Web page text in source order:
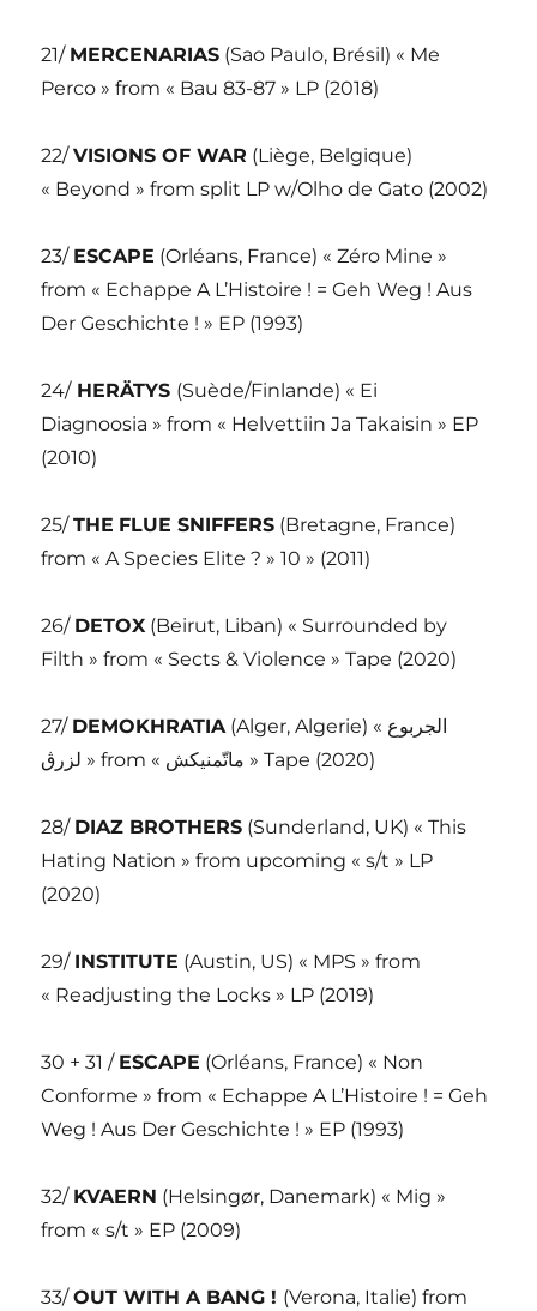
21/ MERCENARIAS (Sao Paulo, Brésil) « Me
Perco » from « Bau 83-87 » LP (2018)
22/VISIONS OF WAR (Liège, Belgique)
« Beyond » from split LP w/Olho de Gato (2002)
23/ ESCAPE (Orléans, France) « Zéro Mine »
from « Echappe A L’Histoire ! = Geh Weg ! Aus
Der Geschichte ! » EP (1993)
24/HERÄTYS (Suède/Finlande) « Ei
Diagnoosia » from « Helvettiin Ja Takaisin » EP
(2010)
25/THE FLUE SNIFFERS (Bretagne, France)
from « A Species Elite ? » 10 » (2011)
26/ DETOX (Beirut, Liban) « Surrounded by
Filth » from « Sects & Violence » Tape (2020)
27/ DEMOKHRATIA(Alger, Algerie) « الجربوع
لزرڨ » from « ماتّمنيكش » Tape (2020)
28/ DIAZ BROTHERS (Sunderland, UK) « This
Hating Nation » from upcoming « s/t » LP
(2020)
29/ INSTITUTE (Austin, US) « MPS » from
« Readjusting the Locks » LP (2019)
30 + 31 / ESCAPE (Orléans, France) « Non
Conforme » from « Echappe A L’Histoire ! = Geh
Weg ! Aus Der Geschichte ! » EP (1993)
32/ KVAERN (Helsingør, Danemark) « Mig »
from « s/t » EP (2009)
33/OUT WITH A BANG ! (Verona, Italie) from